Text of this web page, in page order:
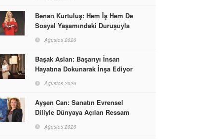
Benan Kurtuluş: Hem İş Hem De
Sosyal Yaşamındaki Duruşuyla
Ağustos 2026
Başak Aslan: Başarıyı İnsan
Hayatına Dokunarak İnşa Ediyor
Ağustos 2026
Ayşen Can: Sanatın Evrensel
Diliyle Dünyaya Açılan Ressam
Ağustos 2026